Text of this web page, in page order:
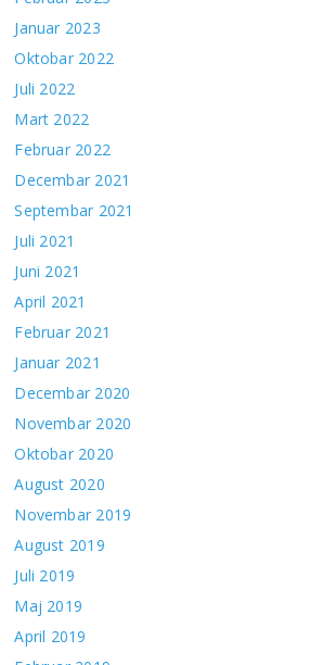
Januar 2023
Oktobar 2022
Juli 2022
Mart 2022
Februar 2022
Decembar 2021
Septembar 2021
Juli 2021
Juni 2021
April 2021
Februar 2021
Januar 2021
Decembar 2020
Novembar 2020
Oktobar 2020
August 2020
Novembar 2019
August 2019
Juli 2019
Maj 2019
April 2019